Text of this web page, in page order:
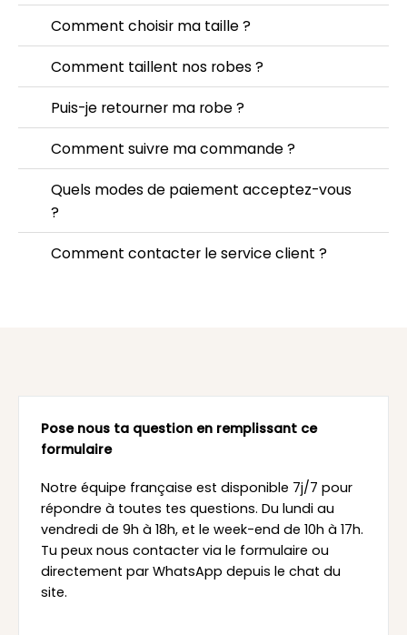
Comment choisir ma taille ?
Comment taillent nos robes ?
Puis-je retourner ma robe ?
Comment suivre ma commande ?
Quels modes de paiement acceptez-vous
?
Comment contacter le service client ?
Pose nous ta question en remplissant ce
formulaire
Notre équipe française est disponible 7j/7 pour
répondre à toutes tes questions. Du lundi au
vendredi de 9h à 18h, et le week-end de 10h à 17h.
Tu peux nous contacter via le formulaire ou
directement par WhatsApp depuis le chat du
site.